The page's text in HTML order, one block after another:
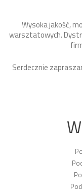
Wysoka jakość,
warsztatowych.
Serdecznie